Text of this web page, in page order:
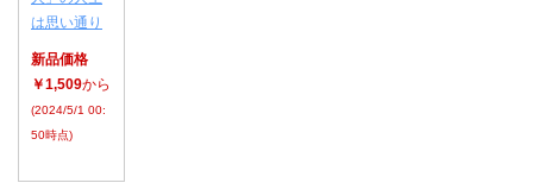
は思い通り
新品価格
￥1,509から
(2024/5/1 00:
50時点)